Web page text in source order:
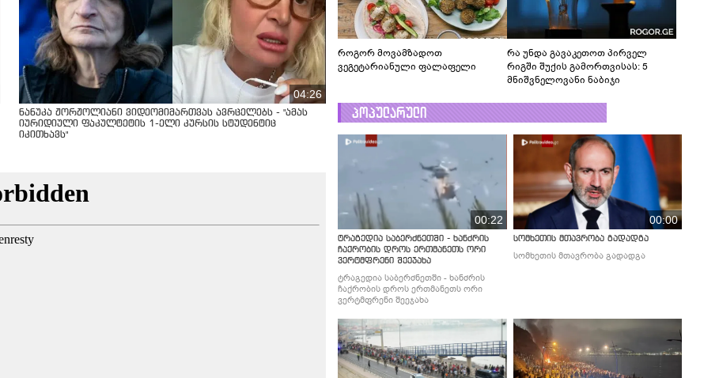
04:26
ნანუკა ჟორჟოლიანი ვიდეომიმართვას ავრცელებს - "ამას
იურიდიული ფაკულტეტის 1-ელი კურსის სტუდენტიც
იკითხავს"
როგორ მოვამზადოთ
ვეგეტარიანული ფალაფელი
რა უნდა გავაკეთოთ პირველ
რიგში შუქის გამორთვისას: 5
მნიშვნელოვანი ნაბიჯი
პოპულარული
00:22
ტრაგედია საბერძნეთში - ხანძრის
ჩაქრობის დროს ერთმანეთს ორი
ვერტმფრენი შეეჯახა
ტრაგედია საბერძნეთში - ხანძრის
ჩაქრობის დროს ერთმანეთს ორი
ვერტმფრენი შეეჯახა
00:00
სომხეთის მთავრობა გადადგა
სომხეთის მთავრობა გადადგა